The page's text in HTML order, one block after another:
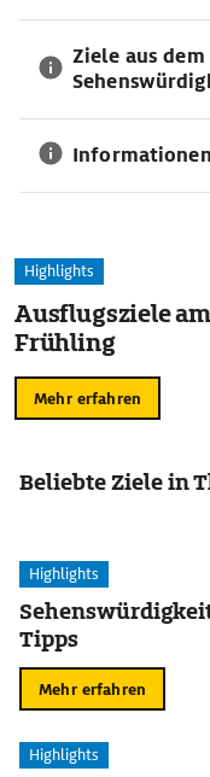
Ziele aus
Highlights
Ausflugsziele
Frühling
Mehr erfahren
Beliebte Ziele in
Highlights
Tipps
Mehr erfahren
Highlights